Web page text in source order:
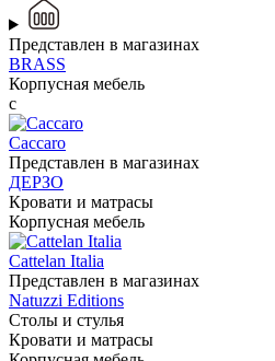
Представлен в магазинах
BRASS
Корпусная мебель
c
Caccaro
Представлен в магазинах
ДЕРЗО
Кровати и матрасы
Корпусная мебель
Cattelan Italia
Представлен в магазинах
Natuzzi Editions
Столы и стулья
Кровати и матрасы